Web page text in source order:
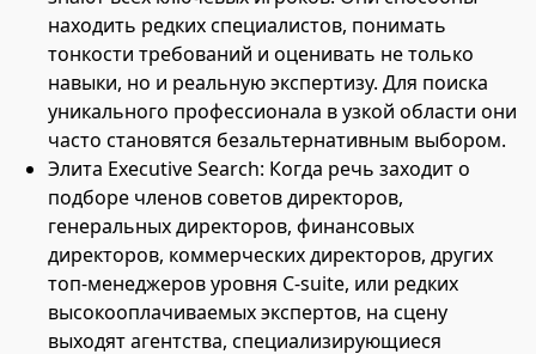
находить редких специалистов, понимать
тонкости требований и оценивать не только
навыки, но и реальную экспертизу. Для поиска
уникального профессионала в узкой области они
часто становятся безальтернативным выбором.
Элита Executive Search: Когда речь заходит о
подборе членов советов директоров,
генеральных директоров, финансовых
директоров, коммерческих директоров, других
топ-менеджеров уровня C-suite, или редких
высокооплачиваемых экспертов, на сцену
выходят агентства, специализирующиеся